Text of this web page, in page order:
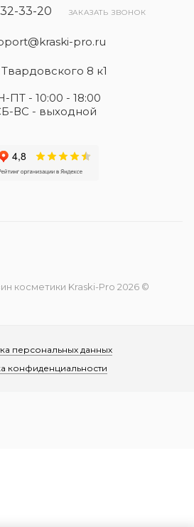
33-20 ЗАКАЗАТЬ ЗВОНОК
pro.ru
Твардовского 8 к1
ПТ - 10:00 - 18:00
ВС - выходной
косметики Kraski-Pro 2026 ©
персональных данных
конфиденциальности